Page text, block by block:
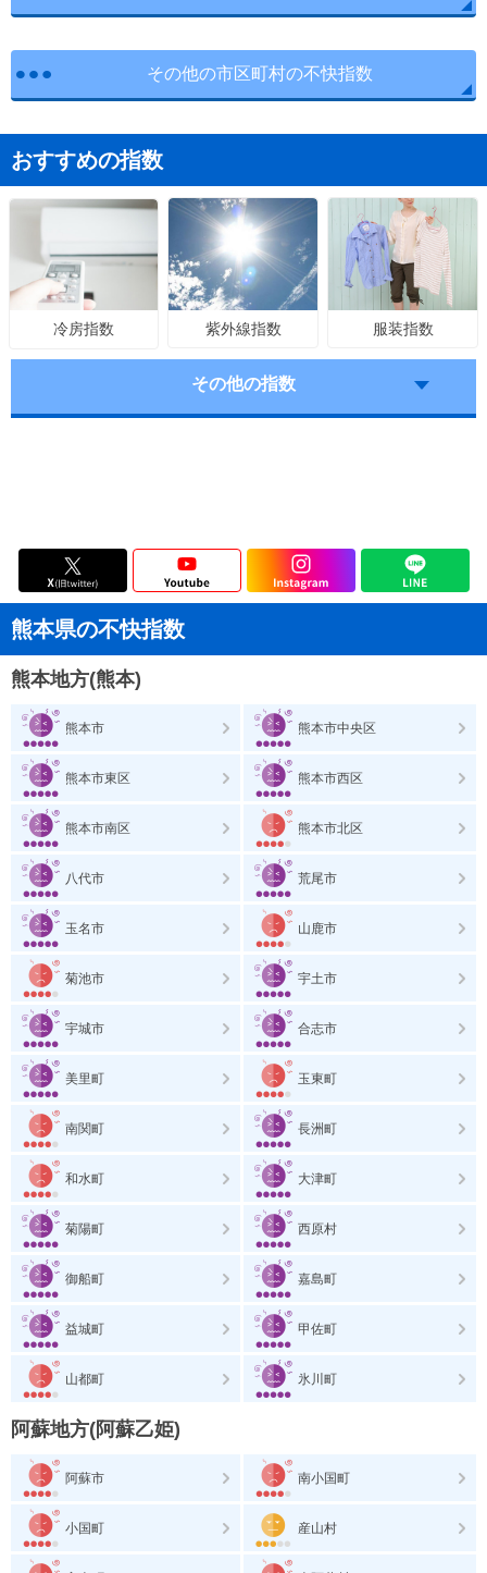
その他の市区町村の不快指数
おすすめの指数
冷房指数 紫外線指数 服装指数
その他の指数
熊本県の不快指数
熊本地方(熊本)
熊本市 熊本市中央区
熊本市東区 熊本市西区
熊本市南区 熊本市北区
八代市 荒尾市
玉名市 山鹿市
菊池市 宇土市
宇城市 合志市
美里町 玉東町
南関町 長洲町
和水町 大津町
菊陽町 西原村
御船町 嘉島町
益城町 甲佐町
山都町 氷川町
阿蘇地方(阿蘇乙姫)
阿蘇市 南小国町
小国町 産山村